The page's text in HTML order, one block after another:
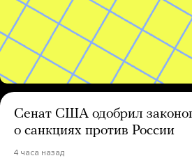
Сенат США одобрил
о санкциях против России
4 часа назад